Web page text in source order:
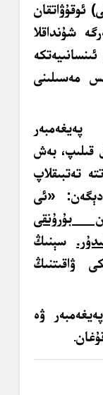
ئوقۇۋاتقان
شۇنداقلا
مەسىلىنى
قىلىپ، بەش
تەتبىقلاپ
دېگەن: «ئى
بۇرۇنقى
سېنىڭ
ۋاقىتنىڭ
ۋە
.